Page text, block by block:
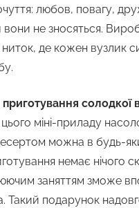
любов, повагу,
не зносяться.
ниток, де кожен вузлик
солодкої
міні-приладу
можна в будь-
немає нічого
заняттям зможе
Такий подарунок